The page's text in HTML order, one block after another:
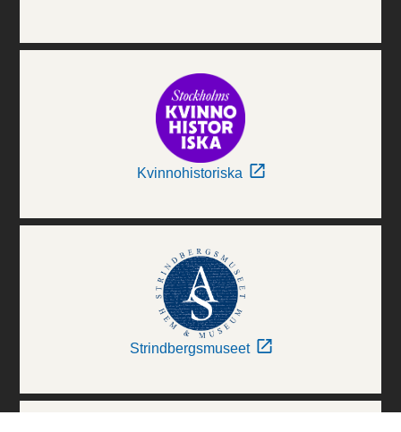
Kvinnohistoriska
Strindbergsmuseet